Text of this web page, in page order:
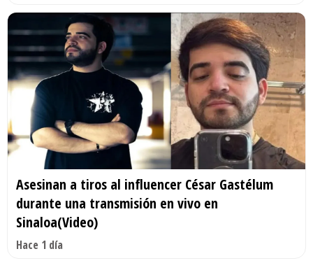
Asesinan a tiros al influencer César Gastélum
durante una transmisión en vivo en
Sinaloa(Video)
Hace 1 día